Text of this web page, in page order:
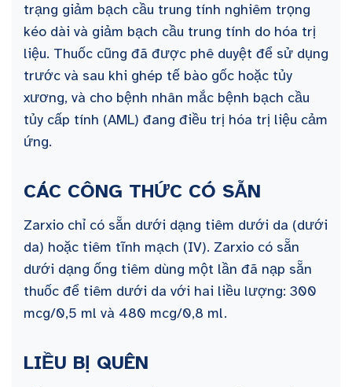
trạng giảm bạch cầu trung tính nghiêm trọng
kéo dài và giảm bạch cầu trung tính do hóa trị
liệu. Thuốc cũng đã được phê duyệt để sử dụng
trước và sau khi ghép tế bào gốc hoặc tủy
xương, và cho bệnh nhân mắc bệnh bạch cầu
tủy cấp tính (AML) đang điều trị hóa trị liệu cảm
ứng.
CÁC CÔNG THỨC CÓ SẴN
Zarxio chỉ có sẵn dưới dạng tiêm dưới da (dưới
da) hoặc tiêm tĩnh mạch (IV). Zarxio có sẵn
dưới dạng ống tiêm dùng một lần đã nạp sẵn
thuốc để tiêm dưới da với hai liều lượng: 300
mcg/0,5 ml và 480 mcg/0,8 ml.
LIỀU BỊ QUÊN